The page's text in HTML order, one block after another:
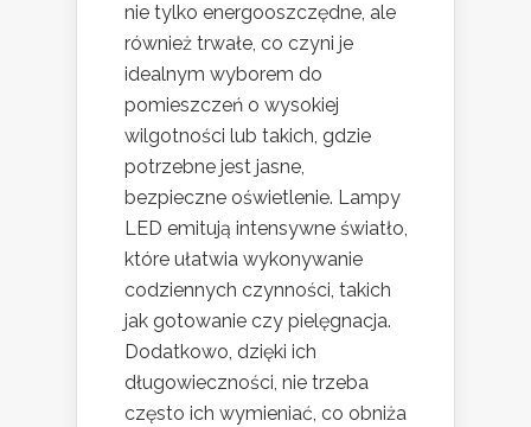
nie tylko energooszczędne, ale
również trwałe, co czyni je
idealnym wyborem do
pomieszczeń o wysokiej
wilgotności lub takich, gdzie
potrzebne jest jasne,
bezpieczne oświetlenie. Lampy
LED emitują intensywne światło,
które ułatwia wykonywanie
codziennych czynności, takich
jak gotowanie czy pielęgnacja.
Dodatkowo, dzięki ich
długowieczności, nie trzeba
często ich wymieniać, co obniża